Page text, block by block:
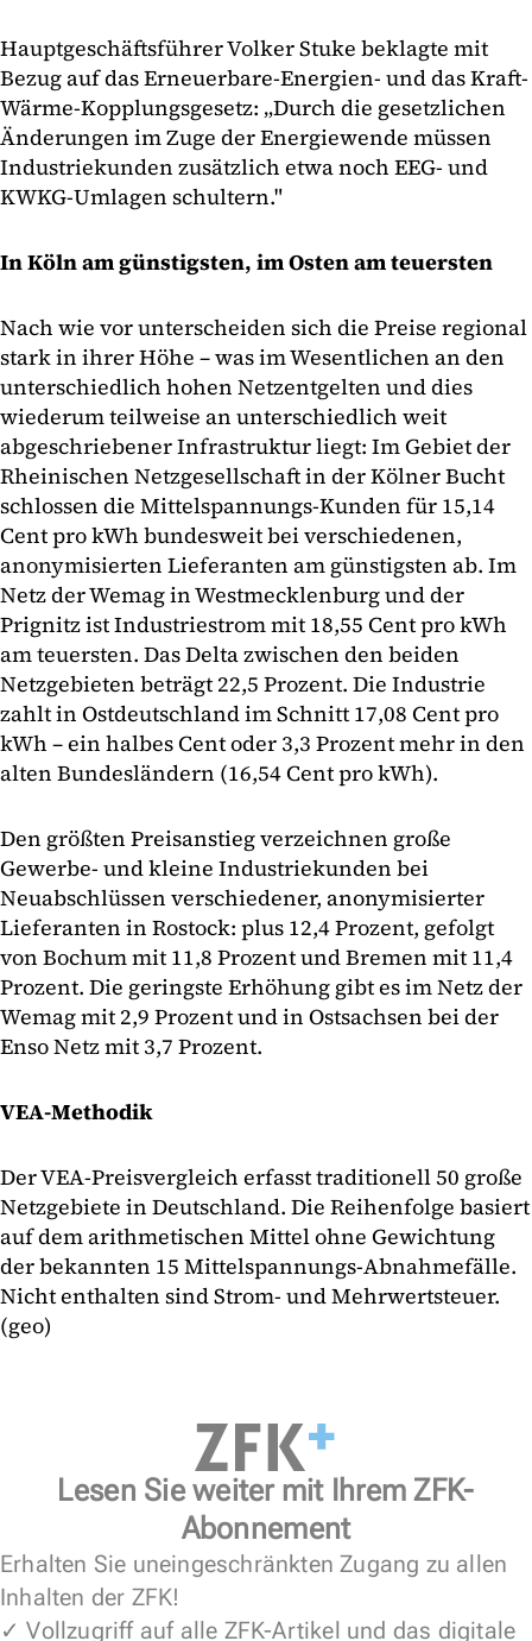
Hauptgeschäftsführer Volker Stuke beklagte mit
Bezug auf das Erneuerbare-Energien- und das Kraft-
Wärme-Kopplungsgesetz: „Durch die gesetzlichen
Änderungen im Zuge der Energiewende müssen
Industriekunden zusätzlich etwa noch EEG- und
KWKG-Umlagen schultern."
In Köln am günstigsten, im Osten am teuersten
Nach wie vor unterscheiden sich die Preise regional
stark in ihrer Höhe – was im Wesentlichen an den
unterschiedlich hohen Netzentgelten und dies
wiederum teilweise an unterschiedlich weit
abgeschriebener Infrastruktur liegt: Im Gebiet der
Rheinischen Netzgesellschaft in der Kölner Bucht
schlossen die Mittelspannungs-Kunden für 15,14
Cent pro kWh bundesweit bei verschiedenen,
anonymisierten Lieferanten am günstigsten ab. Im
Netz der Wemag in Westmecklenburg und der
Prignitz ist Industriestrom mit 18,55 Cent pro kWh
am teuersten. Das Delta zwischen den beiden
Netzgebieten beträgt 22,5 Prozent. Die Industrie
zahlt in Ostdeutschland im Schnitt 17,08 Cent pro
kWh – ein halbes Cent oder 3,3 Prozent mehr in den
alten Bundesländern (16,54 Cent pro kWh).
Den größten Preisanstieg verzeichnen große
Gewerbe- und kleine Industriekunden bei
Neuabschlüssen verschiedener, anonymisierter
Lieferanten in Rostock: plus 12,4 Prozent, gefolgt
von Bochum mit 11,8 Prozent und Bremen mit 11,4
Prozent. Die geringste Erhöhung gibt es im Netz der
Wemag mit 2,9 Prozent und in Ostsachsen bei der
Enso Netz mit 3,7 Prozent.
VEA-Methodik
Der VEA-Preisvergleich erfasst traditionell 50 große
Netzgebiete in Deutschland. Die Reihenfolge basiert
auf dem arithmetischen Mittel ohne Gewichtung
der bekannten 15 Mittelspannungs-Abnahmefälle.
Nicht enthalten sind Strom- und Mehrwertsteuer.
(geo)
Lesen Sie weiter mit Ihrem ZFK-
Abonnement
Erhalten Sie uneingeschränkten Zugang zu allen
Inhalten der ZFK!
✓ Vollzugriff auf alle ZFK-Artikel und das digitale